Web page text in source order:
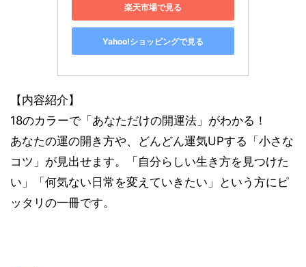
楽天市場で見る
Yahoo!ショッピングで見る
【内容紹介】
18のカラーで「あなただけの開運法」がわかる！
あなたの運の開き方や、どんどん運気UPする「小さな
コツ」が見出せます。「自分らしい生き方を見つけた
い」「何気ない日常を変えていきたい」という方にピ
ッタリの一冊です。